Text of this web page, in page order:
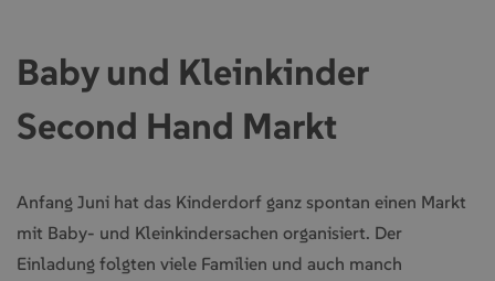
Baby und Kleinkinder
Second Hand Markt
Anfang Juni hat das Kinderdorf ganz spontan einen Markt
mit Baby- und Kleinkindersachen organisiert. Der
Einladung folgten viele Familien und auch manch